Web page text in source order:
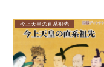
今上天皇の直系祖先